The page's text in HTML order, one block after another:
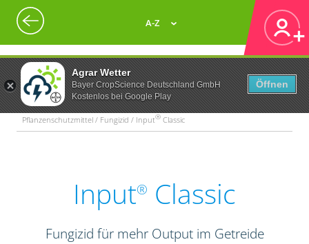
Agrar Wetter
Bayer CropScience Deutschland GmbH
Kostenlos bei Google Play
Öffnen
A-Z
Pflanzenschutzmittel / Fungizid / Input® Classic
Input® Classic
Fungizid für mehr Output im Getreide